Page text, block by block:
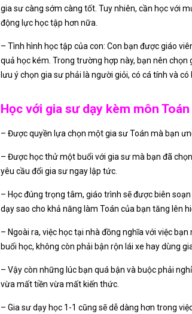
gia sư càng sớm càng tốt. Tuy nhiên, cần học với
động lực học tập hơn nữa.
– Tình hình học tập của con: Con bạn được giáo
quả học kém. Trong trường hợp này, bạn nên
lưu ý chọn gia sư phải là người giỏi, có cá tính và
Học với gia sư dạy kèm môn
– Được quyền lựa chọn một gia sư Toán mà bạn
– Được học thử một buổi với gia sư mà bạn đã
yêu cầu đổi gia sư ngay lập tức.
– Học đúng trọng tâm, giáo trình sẽ được biên
dạy sao cho khả năng làm Toán của bạn tăng lên
– Ngoài ra, việc học tại nhà đồng nghĩa với việc
buổi học, không còn phải bận rộn lái xe hay dùng
– Vậy còn những lúc bạn quá bận và buộc phải
vừa mất tiền vừa mất kiến thức.
– Gia sư dạy học 1-1 cũng sẽ dễ dàng hơn trong